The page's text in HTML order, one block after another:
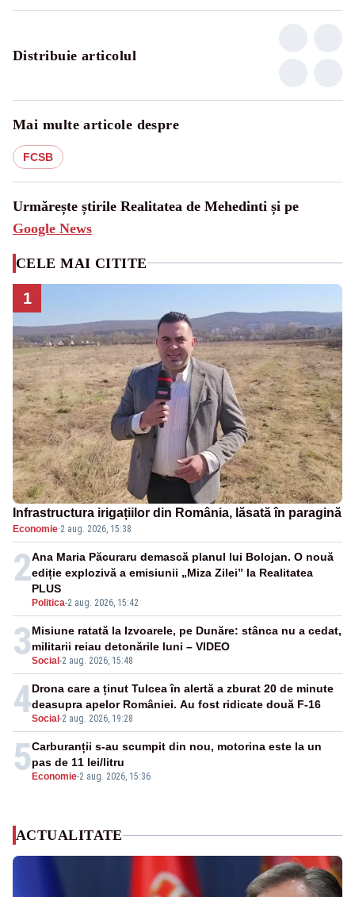
Distribuie articolul
Mai multe articole despre
FCSB
Urmărește știrile Realitatea de Mehedinti și pe
Google News
CELE MAI CITITE
1
Infrastructura irigațiilor din România, lăsată în paragină
Economie·2 aug. 2026, 15:38
2
Politica-2 aug. 2026, 15:42
Ana Maria Păcuraru demască planul lui Bolojan. O nouă
ediție explozivă a emisiunii „Miza Zilei” la Realitatea
PLUS
3Social -2 aug. 2026, 15:48
Misiune ratată la Izvoarele, pe Dunăre: stânca nu a cedat,
militarii reiau detonările luni – VIDEO
4Social -2 aug. 2026, 19:28
Drona care a ținut Tulcea în alertă a zburat 20 de minute
deasupra apelor României. Au fost ridicate două F-16
5 Economie-2 aug. 2026, 15:36
Carburanții s-au scumpit din nou, motorina este la un
pas de 11 lei/litru
ACTUALITATE